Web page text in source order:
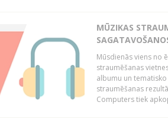
MŪZIKAS
Mūsdienās viens no
straumēšanas
albumu un
straumēšanas
Computers tiek